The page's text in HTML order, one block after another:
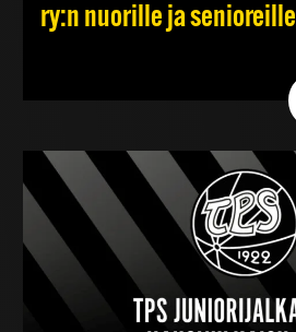
ry:n nuorille ja senioreille